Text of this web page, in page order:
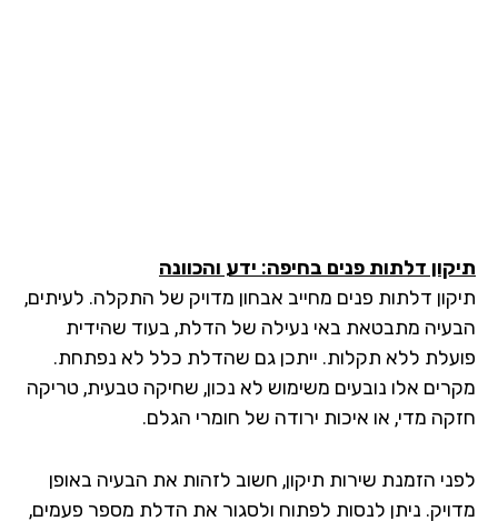
דלתות פנים בחיפה: ידע והכוונה
דלתות פנים מחייב אבחון מדויק של התקלה. לעיתים,
מתבטאת באי נעילה של הדלת, בעוד שהידית
ללא תקלות. ייתכן גם שהדלת כלל לא נפתחת.
אלו נובעים משימוש לא נכון, שחיקה טבעית, טריקה
מדי, או איכות ירודה של חומרי הגלם.
הזמנת שירות תיקון, חשוב לזהות את הבעיה באופן
ניתן לנסות לפתוח ולסגור את הדלת מספר פעמים,